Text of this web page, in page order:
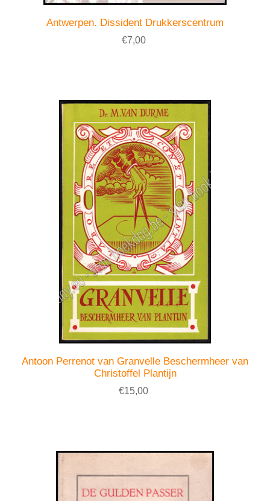
Antwerpen. Dissident Drukkerscentrum
€7,00
Antoon Perrenot van Granvelle Beschermheer van
Christoffel Plantijn
€15,00